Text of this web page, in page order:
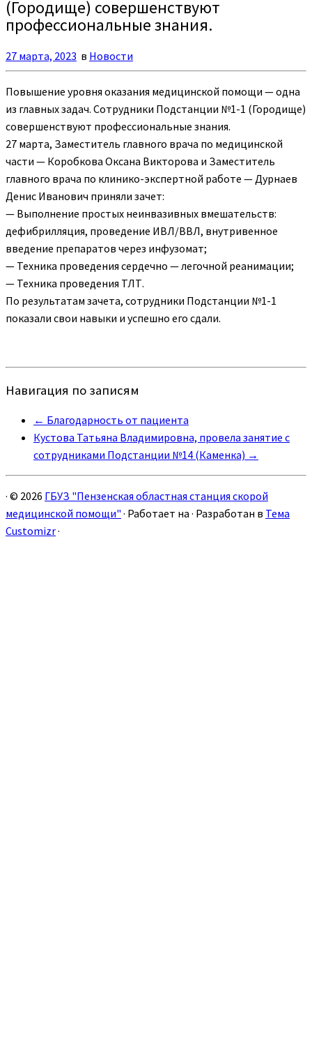
(Городище) совершенствуют
профессиональные знания.
27 марта, 2023 в Новости
Повышение уровня оказания медицинской помощи — одна
из главных задач. Сотрудники Подстанции №1-1 (Городище)
совершенствуют профессиональные знания.
27 марта, Заместитель главного врача по медицинской
части — Коробкова Оксана Викторова и Заместитель
главного врача по клинико-экспертной работе — Дурнаев
Денис Иванович приняли зачет:
— Выполнение простых неинвазивных вмешательств:
дефибрилляция, проведение ИВЛ/ВВЛ, внутривенное
введение препаратов через инфузомат;
— Техника проведения сердечно — легочной реанимации;
— Техника проведения ТЛТ.
По результатам зачета, сотрудники Подстанции №1-1
показали свои навыки и успешно его сдали.
Навигация по записям
← Благодарность от пациента
Кустова Татьяна Владимировна, провела занятие с
сотрудниками Подстанции №14 (Каменка) →
· © 2026 ГБУЗ "Пензенская областная станция скорой
медицинской помощи" · Работает на · Разработан в Тема
Customizr·